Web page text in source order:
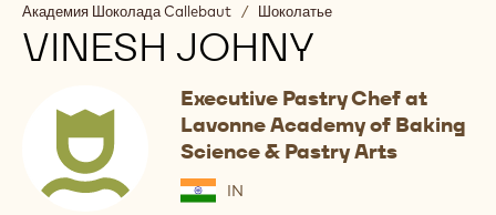
Академия Шоколада Callebaut / Шоколатье
VINESH JOHNY
Executive Pastry Chef at
Lavonne Academy of Baking
Science & Pastry Arts
IN